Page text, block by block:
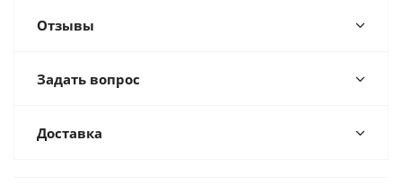
Отзывы
Задать вопрос
Доставка